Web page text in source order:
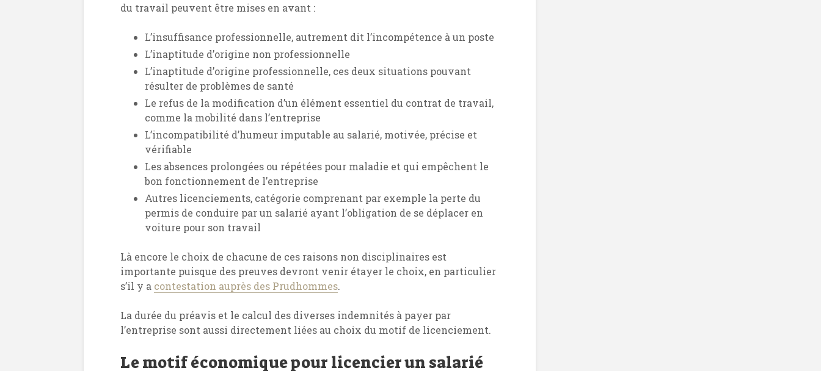
du travail peuvent être mises en avant :
L’insuffisance professionnelle, autrement dit l’incompétence à un poste
L’inaptitude d’origine non professionnelle
L’inaptitude d’origine professionnelle, ces deux situations pouvant
résulter de problèmes de santé
Le refus de la modification d’un élément essentiel du contrat de travail,
comme la mobilité dans l’entreprise
L’incompatibilité d’humeur imputable au salarié, motivée, précise et
vérifiable
Les absences prolongées ou répétées pour maladie et qui empêchent le
bon fonctionnement de l’entreprise
Autres licenciements, catégorie comprenant par exemple la perte du
permis de conduire par un salarié ayant l’obligation de se déplacer en
voiture pour son travail
Là encore le choix de chacune de ces raisons non disciplinaires est
importante puisque des preuves devront venir étayer le choix, en particulier
s’il y a contestation auprès des Prudhommes.
La durée du préavis et le calcul des diverses indemnités à payer par
l’entreprise sont aussi directement liées au choix du motif de licenciement.
Le motif économique pour licencier un salarié